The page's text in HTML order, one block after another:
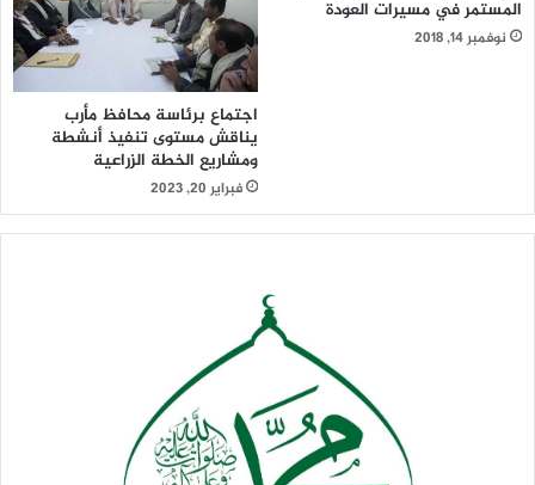
المستمر في مسيرات العودة
نوفمبر 14, 2018
اجتماع برئاسة محافظ مأرب
يناقش مستوى تنفيذ أنشطة
ومشاريع الخطة الزراعية
فبراير 20, 2023